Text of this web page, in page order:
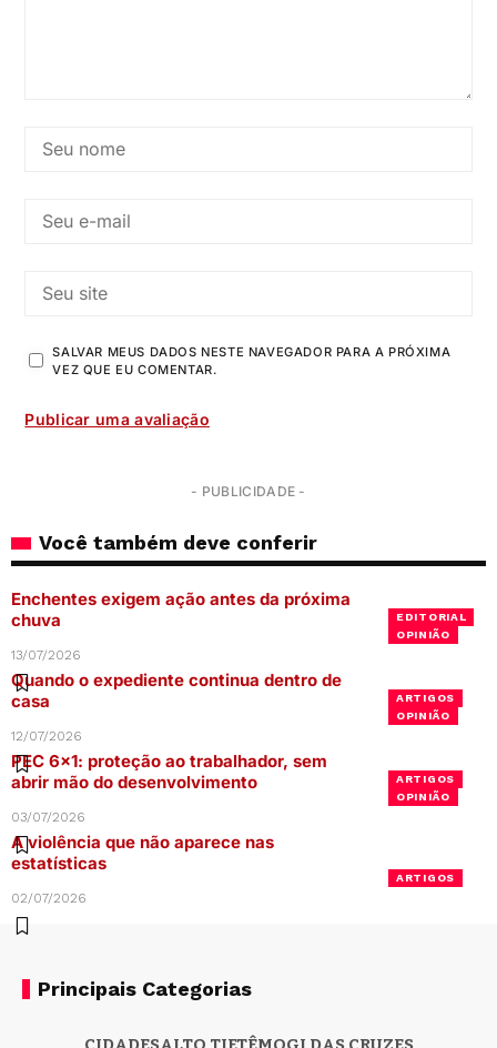
SALVAR MEUS DADOS NESTE NAVEGADOR PARA A PRÓXIMA
VEZ QUE EU COMENTAR.
- PUBLICIDADE -
Você também deve conferir
EDITORIAL
OPINIÃO
Enchentes exigem ação antes da próxima
chuva
13/07/2026
ARTIGOS
OPINIÃO
Quando o expediente continua dentro de
casa
12/07/2026
ARTIGOS
OPINIÃO
PEC 6×1: proteção ao trabalhador, sem
abrir mão do desenvolvimento
03/07/2026
ARTIGOS
A violência que não aparece nas
estatísticas
02/07/2026
Principais Categorias